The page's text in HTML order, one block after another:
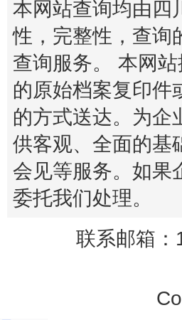
本网站查询均由四
性，完整性，查询
查询服务。 本网
的原始档案复印件
的方式送达。为企
供客观、全面的基
会见等服务。如果
委托我们处理。
联系邮箱